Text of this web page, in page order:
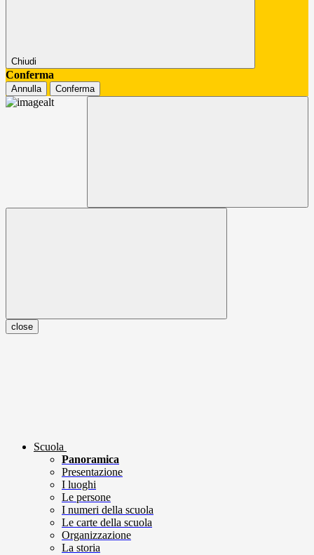
Chiudi
Conferma
Annulla Conferma
close
Scuola
Panoramica
Presentazione
I luoghi
Le persone
I numeri della scuola
Le carte della scuola
Organizzazione
La storia